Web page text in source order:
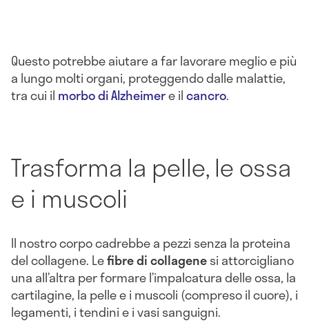
Questo potrebbe aiutare a far lavorare meglio e più
a lungo molti organi, proteggendo dalle malattie,
tra cui il morbo di Alzheimere ilcancro.
Trasforma la pelle, le ossa
e i muscoli
Il nostro corpo cadrebbe a pezzi senza la proteina
del collagene. Lefibre di collagenesi attorcigliano
una all’altra per formare l’impalcatura delle ossa, la
cartilagine, la pelle e i muscoli (compreso il cuore), i
legamenti, i tendini e i vasi sanguigni.